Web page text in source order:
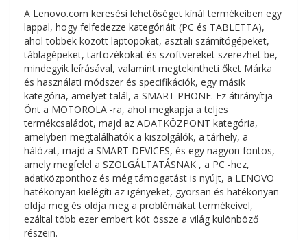
A Lenovo.com keresési lehetőséget kínál termékeiben egy
lappal, hogy felfedezze kategóriáit (PC és TABLETTA),
ahol többek között laptopokat, asztali számítógépeket,
táblagépeket, tartozékokat és szoftvereket szerezhet be,
mindegyik leírásával, valamint megtekintheti őket Márka
és használati módszer és specifikációk, egy másik
kategória, amelyet talál, a SMART PHONE. Ez átirányítja
Önt a MOTOROLA -ra, ahol megkapja a teljes
termékcsaládot, majd az ADATKÖZPONT kategória,
amelyben megtalálhatók a kiszolgálók, a tárhely, a
hálózat, majd a SMART DEVICES, és egy nagyon fontos,
amely megfelel a SZOLGÁLTATÁSNAK , a PC -hez,
adatközponthoz és még támogatást is nyújt, a LENOVO
hatékonyan kielégíti az igényeket, gyorsan és hatékonyan
oldja meg és oldja meg a problémákat termékeivel,
ezáltal több ezer embert köt össze a világ különböző
részein.